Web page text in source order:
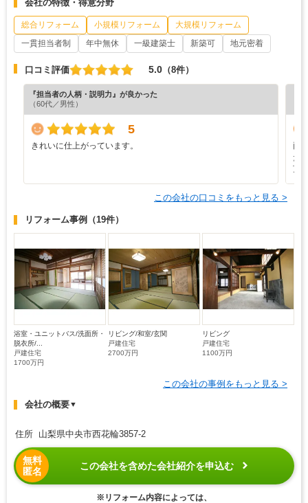
会社の特徴・得意分野
総合リフォーム 小規模リフォーム
大規模リフォーム
一貫担当者制
年中無休 一級建築士 新築可 地元密着
口コミ評価 5.0 （8件）
『担当者の人柄・説明力』が良かった
（60代／男性）
5
きれいに仕上がっています。
両
た
頂
この会社の口コミをもっと見る >
リフォーム事例 （19件）
浴室・ユニットバス/洗面所・
脱衣所/...
戸建住宅
1700万円
リビング/和室/玄関
戸建住宅
2700万円
リビング
戸建住宅
1100万円
この会社の事例をもっと見る >
会社の概要▼
住所 山梨県中央市西花輪3857-2
無料
匿名
この会社を含めた会社紹介を申込む
※リフォーム内容によっては、